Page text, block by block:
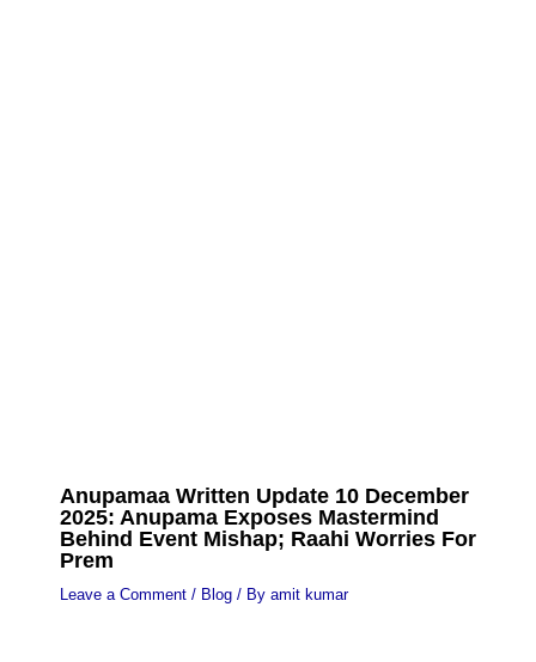
Anupamaa Written Update 10 December
2025: Anupama Exposes Mastermind
Behind Event Mishap; Raahi Worries For
Prem
Leave a Comment / Blog/ By amit kumar